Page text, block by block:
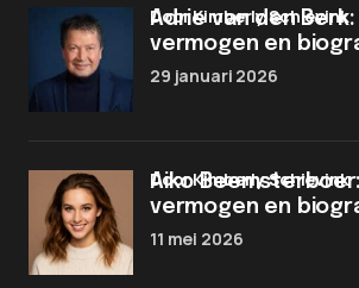
Adrie van den
vermogen en
door Kimberly Schievink
29 januari 2026
Aiko
vermogen en
door Kimberly Schievink
11 mei 2026